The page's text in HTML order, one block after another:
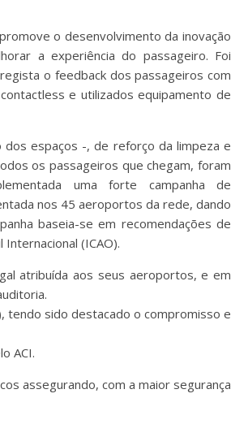
o desenvolvimento da inovação
a experiência do passageiro. Foi
o feedback dos passageiros com
e utilizados equipamento de
dos espaços -, de reforço da limpeza e
os passageiros que chegam, foram
uma forte campanha de
nos 45 aeroportos da rede, dando
baseia-se em recomendações de
(ICAO).
atribuída aos seus aeroportos, e em
tendo sido destacado o compromisso e
ACI.
assegurando, com a maior segurança